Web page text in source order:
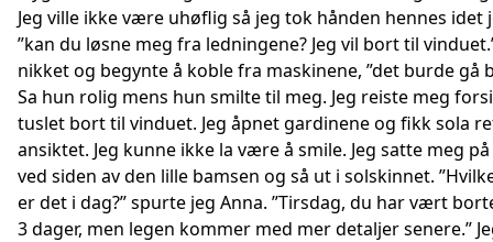
Jeg ville ikke være uhøflig så jeg tok hånden hennes idet
”kan du løsne meg fra ledningene? Jeg vil bort til
nikket og begynte å koble fra maskinene, ”det burde gå
Sa hun rolig mens hun smilte til meg. Jeg reiste meg
tuslet bort til vinduet. Jeg åpnet gardinene og fikk sola
ansiktet. Jeg kunne ikke la være å smile. Jeg satte meg
ved siden av den lille bamsen og så ut i solskinnet.
er det i dag?” spurte jeg Anna. ”Tirsdag, du har vært
3 dager, men legen kommer med mer detaljer senere.”